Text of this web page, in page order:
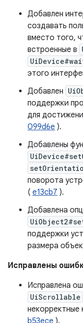
Добавлен
создавать
вместо того,
встроенные в
этого
Добавлен
поддержки
для
099d6e ).
Добавлены
поворота
( e13cb7 ).
Добавлена
поддержки
размера
Исправлены
Исправлена
UiScrollable
некорректные
b53ece ).